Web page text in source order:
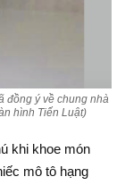
đồng ý về chung nhà
hình Tiến Luật)
khi khoe món
mô tô hạng